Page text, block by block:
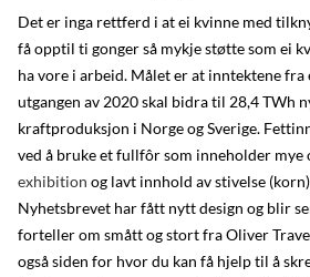
Det er inga rettferd i at ei kvinne med
få opptil ti gonger så mykje støtte som ei
ha vore i arbeid. Målet er at inntektene
utgangen av 2020 skal bidra til 28,4 TWh
kraftproduksjon i Norge og Sverige.
ved å bruke et fullfôr som inneholder mye
exhibition og lavt innhold av stivelse
Nyhetsbrevet har fått nytt design og blir
forteller om smått og stort fra Oliver
også siden for hvor du kan få hjelp til å